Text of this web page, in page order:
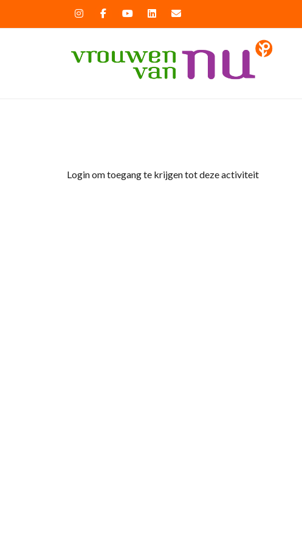
Login om toegang te krijgen tot deze activiteit